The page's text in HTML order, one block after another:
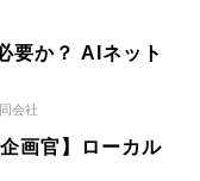
要か？ AIネット
会社
画官】ローカル